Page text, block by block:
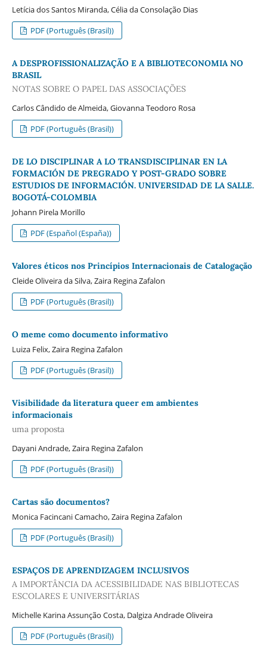
Letícia dos Santos Miranda, Célia da Consolação Dias
PDF (Português (Brasil))
A DESPROFISSIONALIZAÇÃO E A BIBLIOTECONOMIA NO
BRASIL
NOTAS SOBRE O PAPEL DAS ASSOCIAÇÕES
Carlos Cândido de Almeida, Giovanna Teodoro Rosa
PDF (Português (Brasil))
DE LO DISCIPLINAR A LO TRANSDISCIPLINAR EN LA
FORMACIÓN DE PREGRADO Y POST-GRADO SOBRE
ESTUDIOS DE INFORMACIÓN. UNIVERSIDAD DE LA SALLE.
BOGOTÁ-COLOMBIA
Johann Pirela Morillo
PDF (Español (España))
Valores éticos nos Princípios Internacionais de Catalogação
Cleide Oliveira da Silva, Zaira Regina Zafalon
PDF (Português (Brasil))
O meme como documento informativo
Luiza Felix, Zaira Regina Zafalon
PDF (Português (Brasil))
Visibilidade da literatura queer em ambientes
informacionais
uma proposta
Dayani Andrade, Zaira Regina Zafalon
PDF (Português (Brasil))
Cartas são documentos?
Monica Facincani Camacho, Zaira Regina Zafalon
PDF (Português (Brasil))
ESPAÇOS DE APRENDIZAGEM INCLUSIVOS
A IMPORTÂNCIA DA ACESSIBILIDADE NAS BIBLIOTECAS
ESCOLARES E UNIVERSITÁRIAS
Michelle Karina Assunção Costa, Dalgiza Andrade Oliveira
PDF (Português (Brasil))